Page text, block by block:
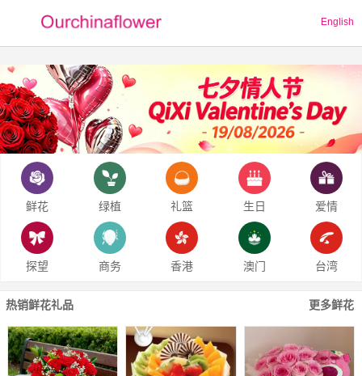
English
鲜花 绿植 礼篮 生日 爱情
探望 商务 香港 澳门 台湾
热销鲜花礼品 更多鲜花